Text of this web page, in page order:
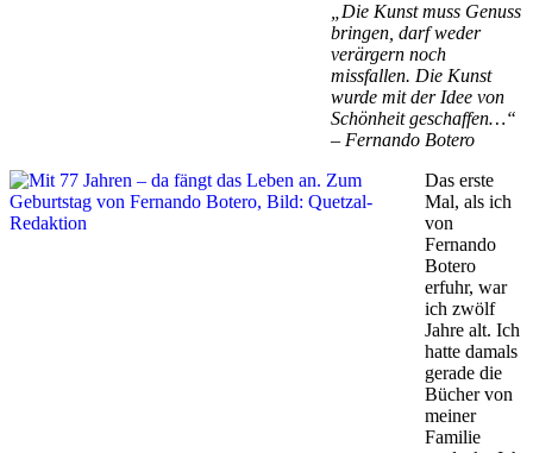
„Die Kunst muss Genuss
bringen, darf weder
verärgern noch
missfallen. Die Kunst
wurde mit der Idee von
Schönheit geschaffen…“
– Fernando Botero
Das erste
Mal, als ich
von
Fernando
Botero
erfuhr, war
ich zwölf
Jahre alt. Ich
hatte damals
gerade die
Bücher von
meiner
Familie